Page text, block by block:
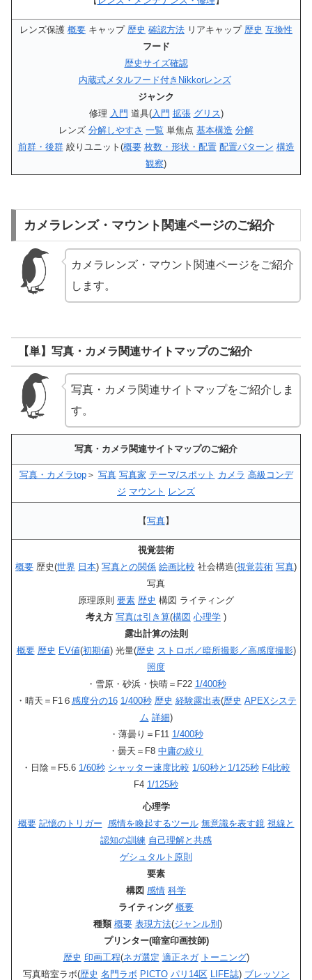
レンズ保護 概要 キャップ 歴史 確認方法 リアキャップ 歴史 互換性
フード
歴史サイズ確認
内蔵式メタルフード付きNikkorレンズ
ジャンク
修理 入門 道具(入門 拡張 グリス)
レンズ 分解しやすさ 一覧 単焦点 基本構造 分解
前群・後群絞りユニット(概要 枚数・形状・配置 配置パターン 構造
観察)
カメラレンズ・マウント関連ページのご紹介
カメラレンズ・マウント関連ページをご紹介
します。
【単】写真・カメラ関連サイトマップのご紹介
写真・カメラ関連サイトマップをご紹介しま
す。
写真・カメラ関連サイトマップのご紹介
写真・カメラtop＞ 写真 写真家 テーマ/スポット カメラ 高級コンデ
ジ マウント レンズ
【写真】
視覚芸術
概要 歴史(世界 日本) 写真との関係 絵画比較 社会構造(視覚芸術 写真)
写真
原理原則 要素 歴史 構図 ライティング
考え方 写真は引き算(構図 心理学 )
露出計算の法則
概要 歴史 EV値(初期値) 光量(歴史 ストロボ／暗所撮影／高感度撮影)
照度
・雪原・砂浜・快晴＝F22 1/400秒
・晴天＝F1６ 感度分の16 1/400秒 歴史 経験露出表(歴史 APEXシステ
ム 詳細)
・薄曇り＝F11 1/400秒
・曇天＝F8 中庸の絞り
・日陰＝F5.6 1/60秒 シャッター速度比較 1/60秒と1/125秒 F4比較
F4 1/125秒
心理学
概要 記憶のトリガー 感情を喚起するツール 無意識を表す鏡 視線と
認知の訓練 自己理解と共感
ゲシュタルト原則
要素
構図 感情 科学
ライティング 概要
種類 概要 表現方法(ジャンル別 )
プリンター(暗室印画技師)
歴史 印画工程(ネガ選定 適正ネガ トーニング)
写真暗室ラボ(歴史 名門ラボ PICTO パリ14区 LIFE誌) ブレッソン